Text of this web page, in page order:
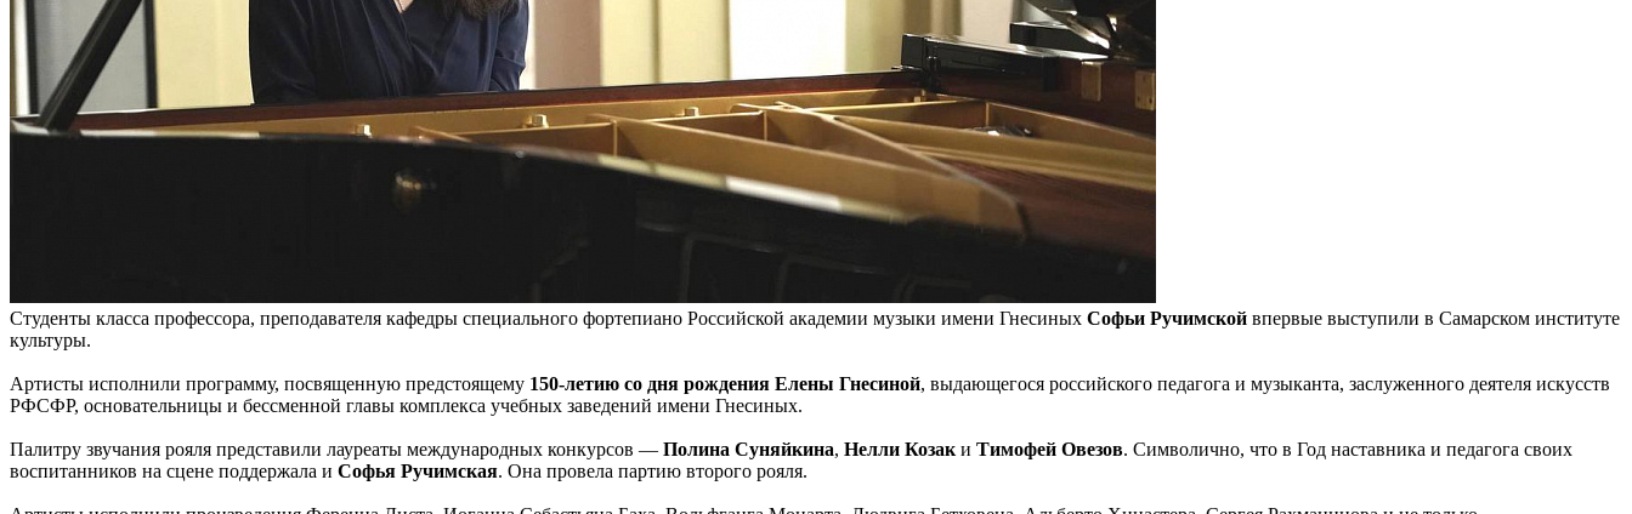
Студенты класса профессора, преподавателя кафедры специального фортепиано Российской академии музыки имени Гнесиных Софьи Ручимской впервые выступили в Самарском институте
культуры.
Артисты исполнили программу, посвященную предстоящему 150-летию со дня рождения Елены Гнесиной, выдающегося российского педагога и музыканта, заслуженного деятеля искусств
РФСФР, основательницы и бессменной главы комплекса учебных заведений имени Гнесиных.
Палитру звучания рояля представили лауреаты международных конкурсов — Полина Суняйкина, Нелли Козак и Тимофей Овезов. Символично, что в Год наставника и педагога своих
воспитанников на сцене поддержала и Софья Ручимская. Она провела партию второго рояля.